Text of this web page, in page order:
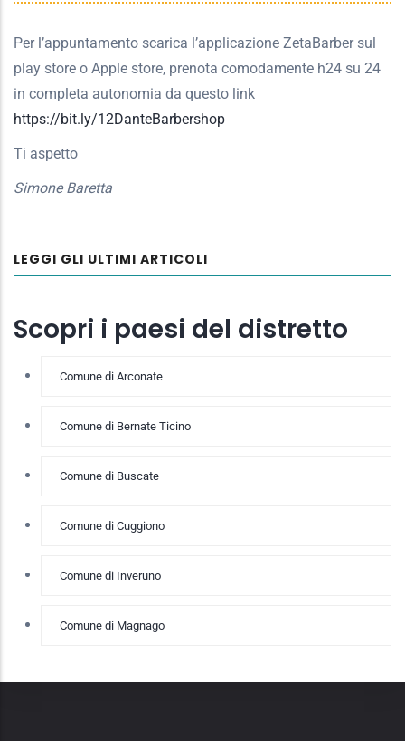
Per l’appuntamento scarica l’applicazione ZetaBarber sul
play store o Apple store, prenota comodamente h24 su 24
in completa autonomia da questo link
https://bit.ly/12DanteBarbershop
Ti aspetto
Simone Baretta
LEGGI GLI ULTIMI ARTICOLI
Scopri i paesi del distretto
Comune di Arconate
Comune di Bernate Ticino
Comune di Buscate
Comune di Cuggiono
Comune di Inveruno
Comune di Magnago